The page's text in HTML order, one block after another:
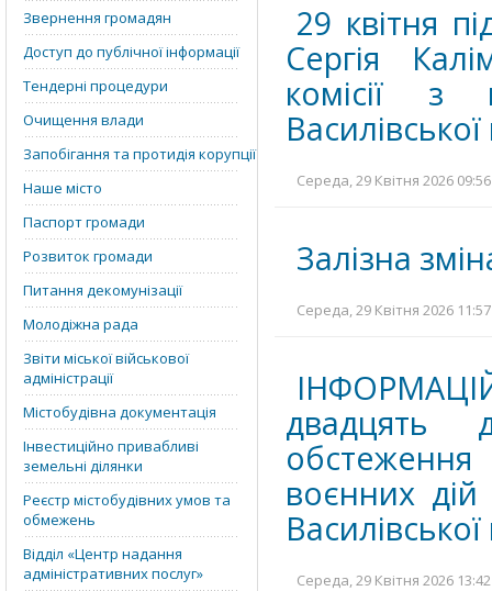
Звернення громадян
Доступ до публічної інформації
Тендерні процедури
Очищення влади
Запобігання та протидія корупції
Наше місто
Паспорт громади
Розвиток громади
Питання декомунізації
Молодіжна рада
Звіти міської військової
адміністрації
Містобудівна документація
Інвестиційно привабливі
земельні ділянки
Реєстр містобудівних умов та
обмежень
Відділ «‎Центр надання
адміністративних послуг»
29 квітня
Сергія
комісії з
Середа, 29 Квітня 2026
Залізна
Середа, 29 Квітня 2026
двадцять
обстеження
воєнних дій
Середа, 29 Квітня 2026